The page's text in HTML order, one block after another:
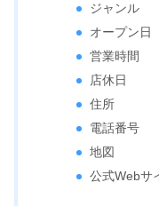
ジャンル
オープン日
営業時間
店休日
住所
電話番号
地図
公式Webサ